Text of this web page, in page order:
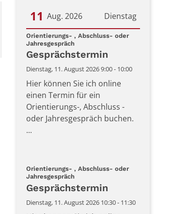
Dienstag
11 Aug. 2026
Datum: 11. August 2026
Orientierungs- , Abschluss- oder
Jahresgespräch:
Gesprächstermin
Dienstag, 11. August 2026 9:00 - 10:00
Hier können Sie ich online
einen Termin für ein
Orientierungs-, Abschluss -
oder Jahresgespräch buchen.
...
Orientierungs- , Abschluss- oder
Jahresgespräch:
Gesprächstermin
Dienstag, 11. August 2026 10:30 - 11:30